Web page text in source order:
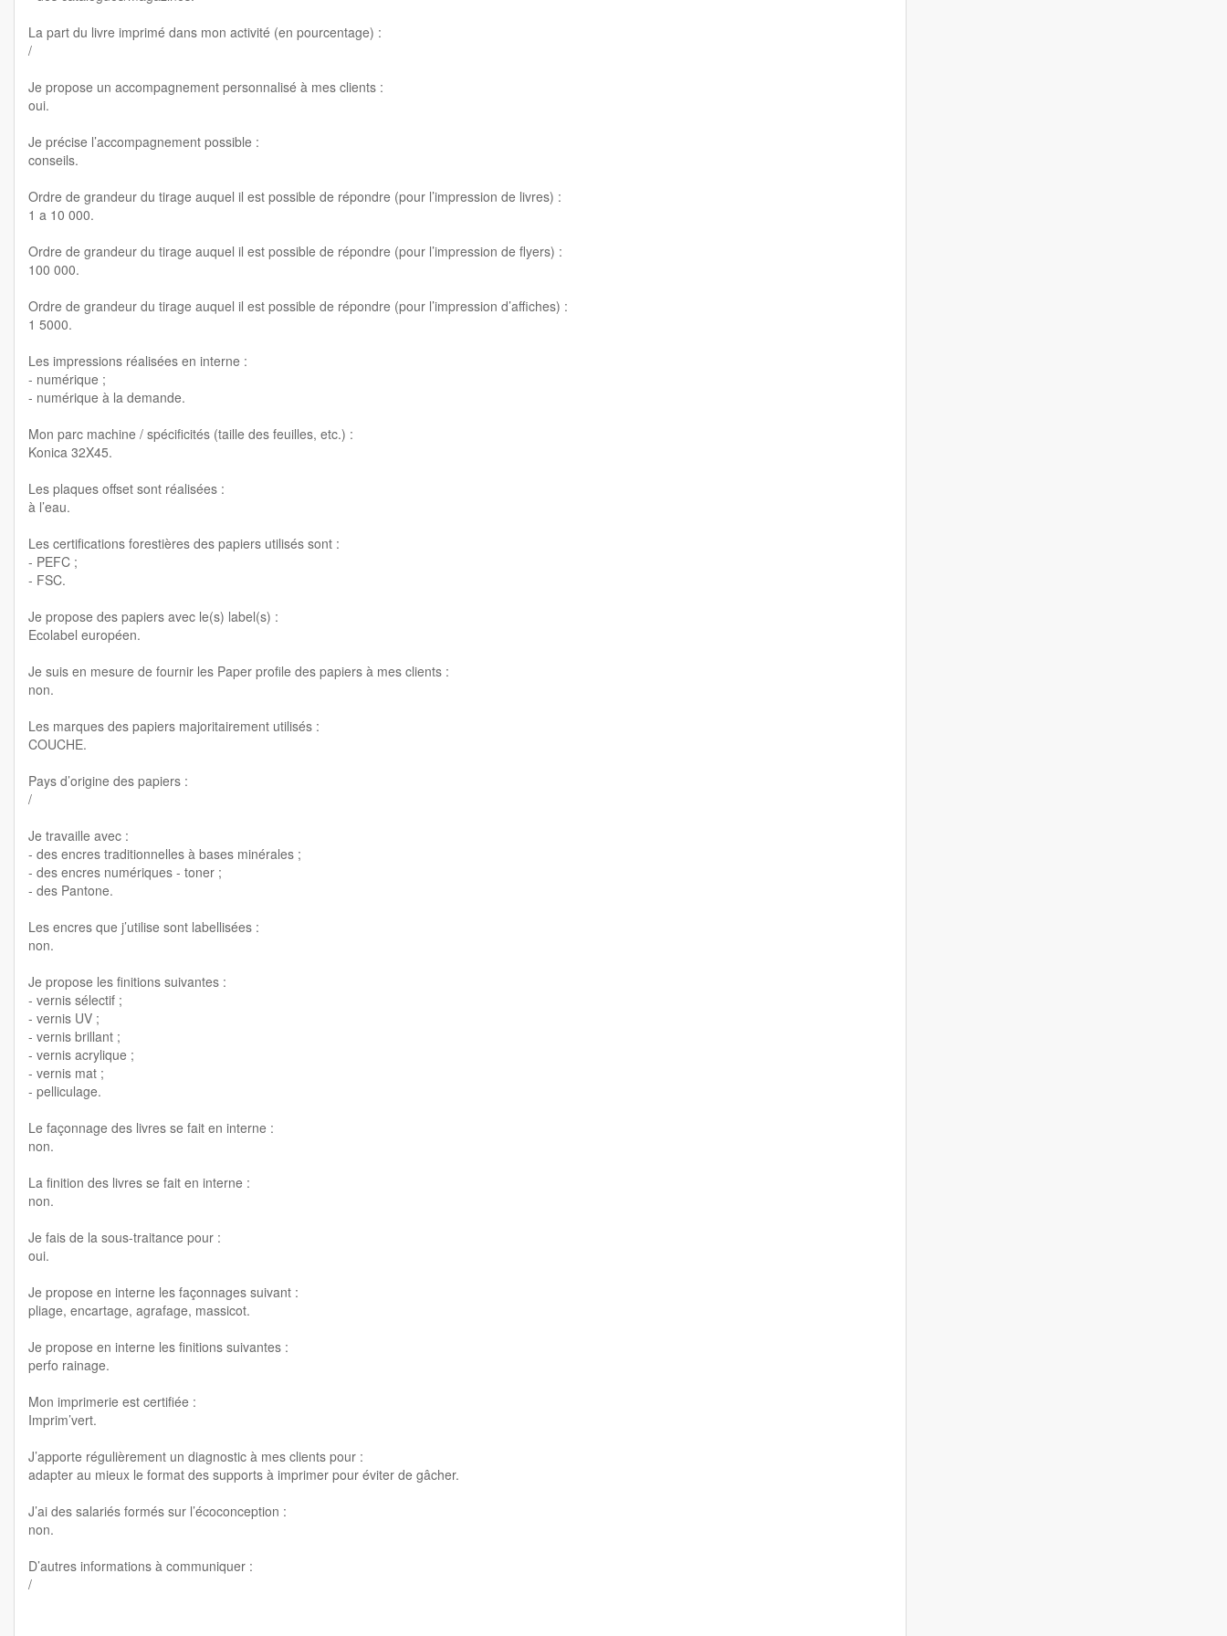
La part du livre imprimé dans mon activité (en pourcentage) :
/
Je propose un accompagnement personnalisé à mes clients :
oui.
Je précise l’accompagnement possible :
conseils.
Ordre de grandeur du tirage auquel il est possible de répondre (pour l’impression de livres) :
1 a 10 000.
Ordre de grandeur du tirage auquel il est possible de répondre (pour l’impression de flyers) :
100 000.
Ordre de grandeur du tirage auquel il est possible de répondre (pour l’impression d’affiches) :
1 5000.
Les impressions réalisées en interne :
- numérique ;
- numérique à la demande.
Mon parc machine / spécificités (taille des feuilles, etc.) :
Konica 32X45.
Les plaques offset sont réalisées :
à l’eau.
Les certifications forestières des papiers utilisés sont :
- PEFC ;
- FSC.
Je propose des papiers avec le(s) label(s) :
Ecolabel européen.
Je suis en mesure de fournir les Paper profile des papiers à mes clients :
non.
Les marques des papiers majoritairement utilisés :
COUCHE.
Pays d’origine des papiers :
/
Je travaille avec :
- des encres traditionnelles à bases minérales ;
- des encres numériques - toner ;
- des Pantone.
Les encres que j’utilise sont labellisées :
non.
Je propose les finitions suivantes :
- vernis sélectif ;
- vernis UV ;
- vernis brillant ;
- vernis acrylique ;
- vernis mat ;
- pelliculage.
Le façonnage des livres se fait en interne :
non.
La finition des livres se fait en interne :
non.
Je fais de la sous-traitance pour :
oui.
Je propose en interne les façonnages suivant :
pliage, encartage, agrafage, massicot.
Je propose en interne les finitions suivantes :
perfo rainage.
Mon imprimerie est certifiée :
Imprim’vert.
J’apporte régulièrement un diagnostic à mes clients pour :
adapter au mieux le format des supports à imprimer pour éviter de gâcher.
J’ai des salariés formés sur l’écoconception :
non.
D’autres informations à communiquer :
/